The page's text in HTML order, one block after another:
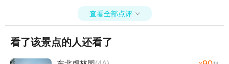
查看全部点评 
看了该景点的人还看了